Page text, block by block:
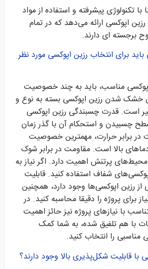
تکنولوژی پیشرفته و استفاده از مواد
رزین اپوکسی‌ ارائه می‌دهد که در تمام
برجسته ای دارند.
برای انتخاب رزین اپوکسی مورد نظر
مناسب، باید به چند خصوصیت
خشک شدن رزین اپوکسی بسته به نوع و
است. قدرت چسبندگی رزین اپوکسی
چسبیدن و استحکام آن با گذر زمان
در برابر حرارت، مهمترین خصوصیت
بالا است. مقاومت در برابر شوک
پرتنش اهمیت دارد. اگر نیاز به
شفاف استفاده کنید. قابلیت
رزین اپوکسی‌ها وجود دارد، همچنین
برای پروژه را دقیقا محاسبه کنید. در
با نیازهای پروژه نیز حائز اهمیت
با هم تلفیق شده، به شما کمک
مناسبی را انتخاب کنید.
با قابلیت شکل‌پذیری بالا وجود دارند؟